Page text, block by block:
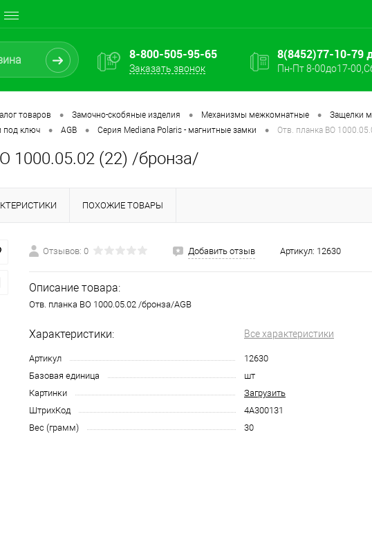
8-800-505-95-65
Заказать звонок
8(8452)77-10-79
Пн-Пт 8-00до17-
товаров • Замочно-скобяные изделия • Механизмы межкомнатные • Защелки
под ключ • AGB • Серия Mediana Polaris - магнитные замки • Отв. планка ВО
1000.05.02 (22) /бронза/
ПОХОЖИЕ ТОВАРЫ
Отзывов: 0 Добавить отзыв Артикул: 12630
Описание товара:
Отв. планка ВО 1000.05.02 /бронза/AGB
Характеристики: Все характеристики
Артикул
12630
Базовая единица
шт
Картинки
Загрузить
ШтрихКод
4А300131
Вес (грамм)
30